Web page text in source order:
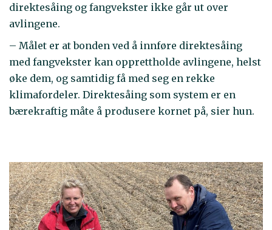
direktesåing og fangvekster ikke går ut over
avlingene.
– Målet er at bonden ved å innføre direktesåing
med fangvekster kan opprettholde avlingene, helst
øke dem, og samtidig få med seg en rekke
klimafordeler. Direktesåing som system er en
bærekraftig måte å produsere kornet på, sier hun.